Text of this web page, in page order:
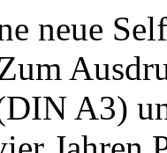
neue
A3)